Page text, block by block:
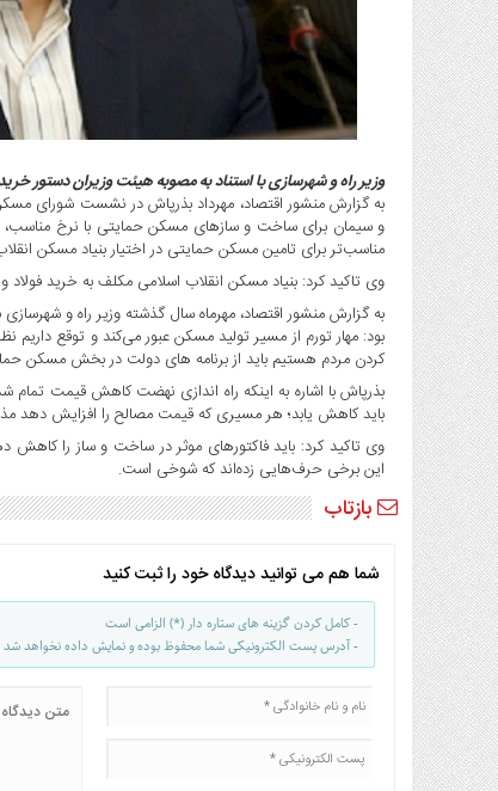
و
فن
آوری
بانک
،
بیمه
و
ارز
دیجیتال
کشاورزی
و
صنایع
غذایی
سیاسی
و
بین
الملل
نگاه
روز
گوناگون
وزیر راه و شهرسازی با استناد به مصوبه هیئت وزیران دستور
به گزارش منشور اقتصاد، مهرداد بذرپاش در نشست شورای
و سیمان برای ساخت و سازهای مسکن حمایتی با نرخ مناسب،
مناسب‌تر برای تامین مسکن‌ حمایتی در اختیار بنیاد مسکن
وی تاکید کرد: بنیاد مسکن انقلاب اسلامی مکلف به خرید
به گزارش منشور اقتصاد، مهرماه سال گذشته وزیر راه و
بود:‌ مهار تورم از مسیر تولید مسکن عبور می‌کند و توقع داریم
کردن مردم هستیم باید از برنامه های دولت در بخش مسکن
بذرپاش با اشاره به اینکه راه اندازی نهضت کاهش قیمت
باید کاهش یابد؛ هر مسیری که قیمت مصالح را افزایش دهد
وی تاکید کرد: باید فاکتورهای موثر در ساخت و ساز را
این برخی حرف‌هایی زده‌اند که شوخی است.
بازتاب
شما هم می توانید دیدگاه خود را ثبت کنید
- کامل کردن گزینه های ستاره دار (*) الزامی است
- آدرس پست الکترونیکی شما محفوظ بوده و نمایش داده نخواهد شد